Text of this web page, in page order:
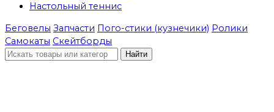
Настольный теннис
Беговелы Запчасти Пого-стики (кузнечики) Ролики
Самокаты Скейтборды
Найти